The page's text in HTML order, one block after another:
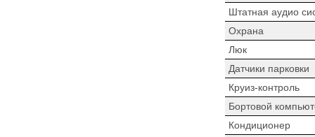
Штатная аудио
Охрана
Люк
Датчики парковки
Круиз-контроль
Бортовой
Кондиционер